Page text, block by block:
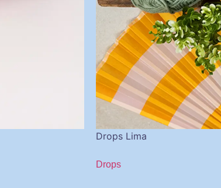
Drops Lima
Drops